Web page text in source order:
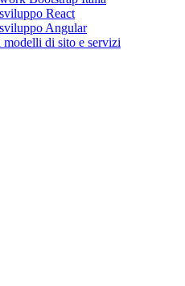
React
Angular
di sito e servizi